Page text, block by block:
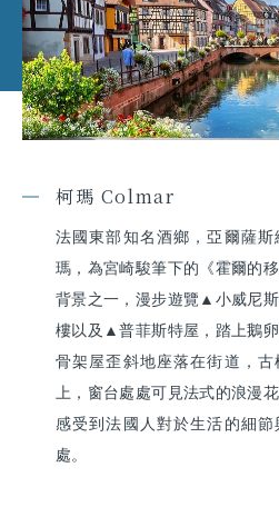
柯瑪 Colmar
法國東部知名酒鄉，亞爾薩
瑪，為宮崎駿筆下的《霍爾的
背景之一，漫步遊覽▲小威尼
樓以及▲普菲斯特屋，踏上鵝
骨架屋歪斜地座落在街道，古
上，窗台處處可見法式的浪漫
感受到法國人對於生活的細節
處。